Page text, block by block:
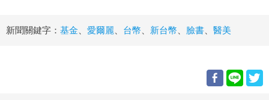
新聞關鍵字： 基金 愛爾麗 台幣 新台幣 臉書 醫美